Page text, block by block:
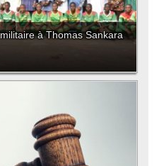
à Thomas Sankara